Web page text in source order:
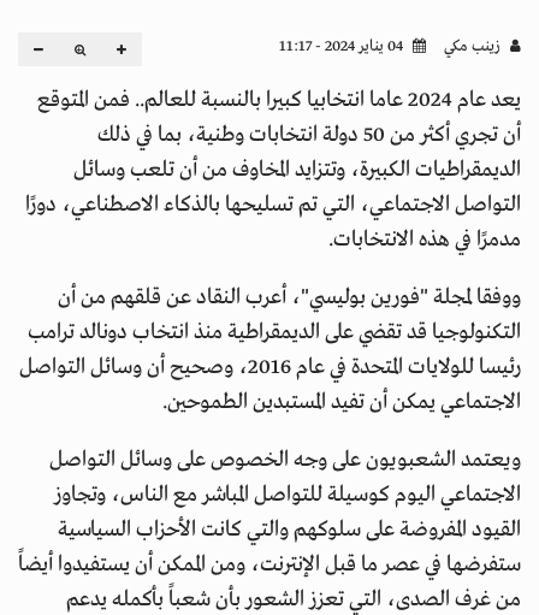
زينب مكي
يعد عام 2024 عاما انتخابيا كبيرا بالنسبة للعالم.. فمن المتوقع
أن تجري أكثر من 50 دولة انتخابات وطنية، بما في ذلك
الديمقراطيات الكبيرة، وتتزايد المخاوف من أن تلعب وسائل
التواصل الاجتماعي، التي تم تسليحها بالذكاء الاصطناعي، دورًا
مدمرًا في هذه الانتخابات.
ووفقا لمجلة "فورين بوليسي"، أعرب النقاد عن قلقهم من أن
التكنولوجيا قد تقضي على الديمقراطية منذ انتخاب دونالد ترامب
رئيسا للولايات المتحدة في عام 2016، وصحيح أن وسائل التواصل
الاجتماعي يمكن أن تفيد المستبدين الطموحين.
ويعتمد الشعبويون على وجه الخصوص على وسائل التواصل
الاجتماعي اليوم كوسيلة للتواصل المباشر مع الناس، وتجاوز
القيود المفروضة على سلوكهم والتي كانت الأحزاب السياسية
ستفرضها في عصر ما قبل الإنترنت، ومن الممكن أن يستفيدوا أيضاً
من غرف الصدى، التي تعزز الشعور بأن شعباً بأكمله يدعم